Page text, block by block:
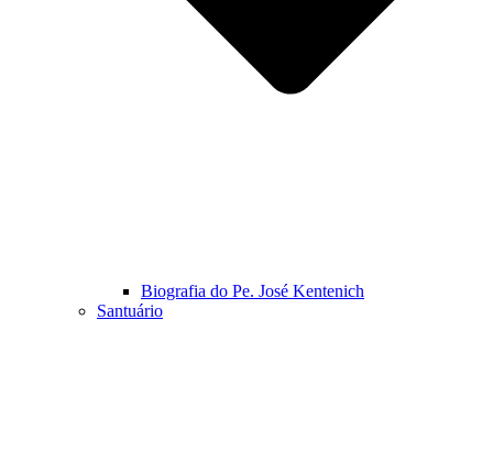
Biografia do Pe. José Kentenich
Santuário